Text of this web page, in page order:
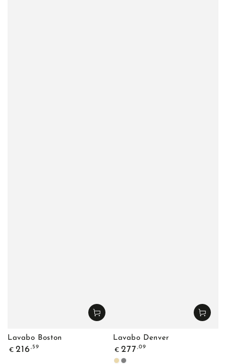
Lavabo Boston
Precio
€ 216 ,59
Lavabo Denver
Precio
regular
€ 277,09